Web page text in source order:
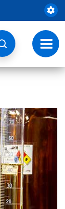
切
换
导
航